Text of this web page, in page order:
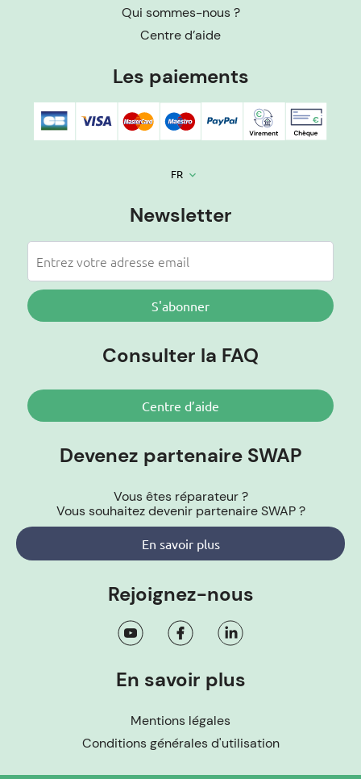
Qui sommes-nous ?
Centre d’aide
Les paiements
FR keyboard_arrow_down
Newsletter
S'abonner
Consulter la FAQ
Centre d’aide
Devenez partenaire SWAP
Vous êtes réparateur ?
Vous souhaitez devenir partenaire SWAP ?
En savoir plus
Rejoignez-nous
En savoir plus
Mentions légales
Conditions générales d'utilisation